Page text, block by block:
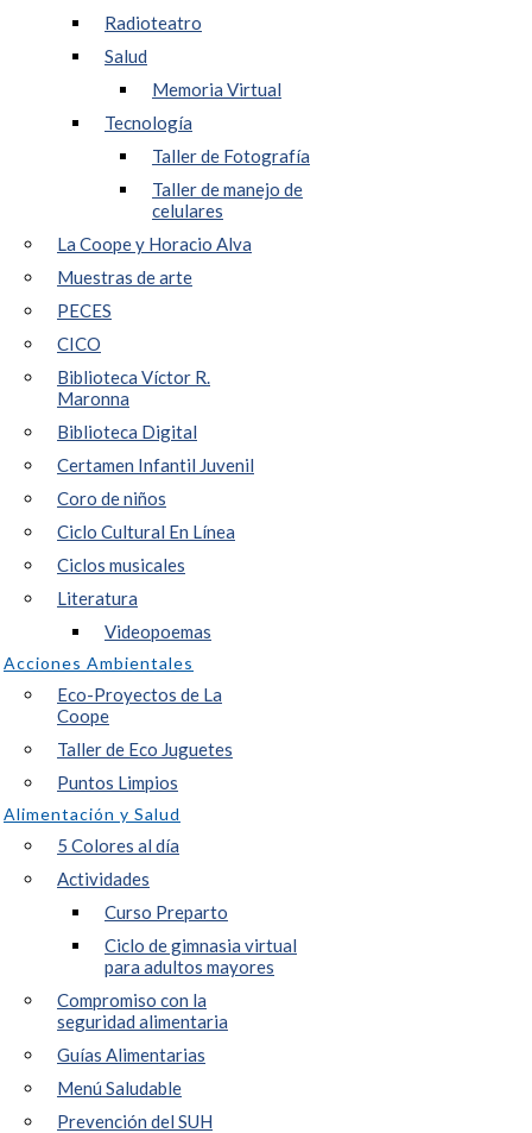
Radioteatro
Salud
Memoria Virtual
Tecnología
Taller de Fotografía
Taller de manejo de
celulares
La Coope y Horacio Alva
Muestras de arte
PECES
CICO
Biblioteca Víctor R.
Maronna
Biblioteca Digital
Certamen Infantil Juvenil
Coro de niños
Ciclo Cultural En Línea
Ciclos musicales
Literatura
Videopoemas
Acciones Ambientales
Eco-Proyectos de La
Coope
Taller de Eco Juguetes
Puntos Limpios
Alimentación y Salud
5 Colores al día
Actividades
Curso Preparto
Ciclo de gimnasia virtual
para adultos mayores
Compromiso con la
seguridad alimentaria
Guías Alimentarias
Menú Saludable
Prevención del SUH